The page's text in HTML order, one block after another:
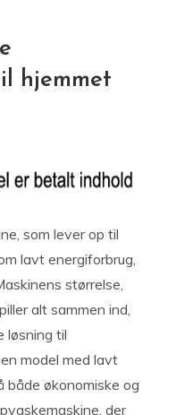
hjemmet
som lever op til
lavt energiforbrug,
størrelse,
alt sammen ind,
løsning til
model med lavt
både økonomiske og
der